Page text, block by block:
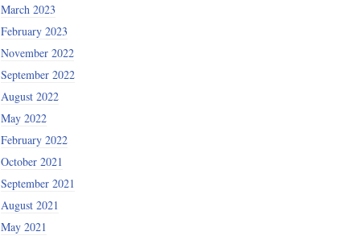
March 2023
February 2023
November 2022
September 2022
August 2022
May 2022
February 2022
October 2021
September 2021
August 2021
May 2021